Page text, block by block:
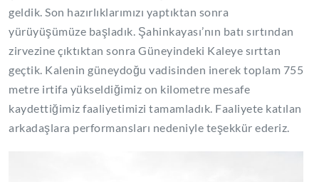
geldik. Son hazırlıklarımızı yaptıktan sonra
yürüyüşümüze başladık. Şahinkayası’nın batı sırtından
zirvezine çıktıktan sonra Güneyindeki Kaleye sırttan
geçtik. Kalenin güneydoğu vadisinden inerek toplam 755
metre irtifa yükseldiğimiz on kilometre mesafe
kaydettiğimiz faaliyetimizi tamamladık. Faaliyete katılan
arkadaşlara performansları nedeniyle teşekkür ederiz.